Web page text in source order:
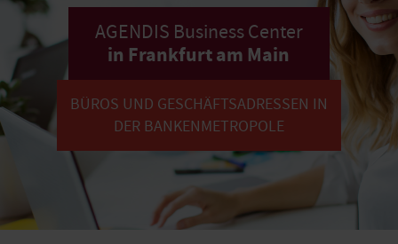
AGENDIS Business Center
in Frankfurt am Main
BÜROS UND GESCHÄFTSADRESSEN IN
DER BANKENMETROPOLE